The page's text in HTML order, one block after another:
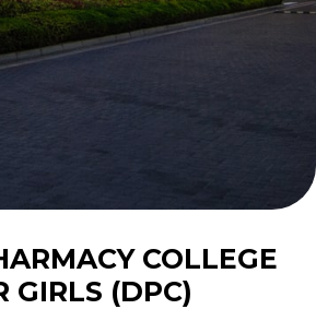
COLLEGE
GIRLS (DPC)